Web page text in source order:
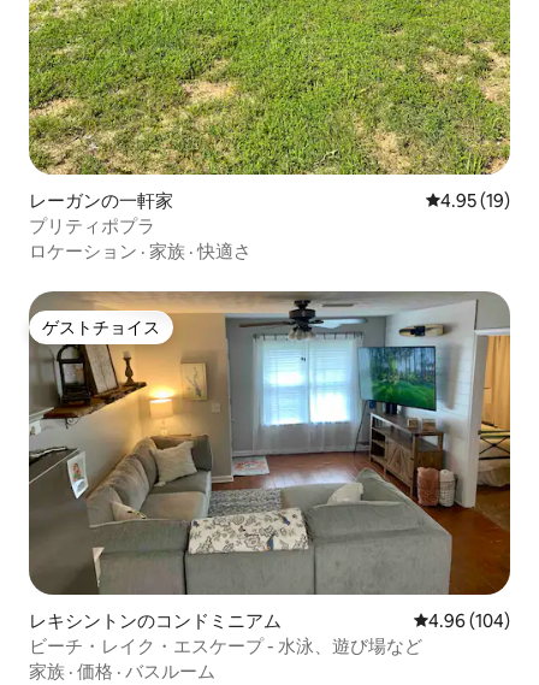
レーガンの一軒家 レビュー19
4.95 (19)
プリティポプラ
ロケーション · 家族 ·快適さ
ゲストチョイス
ゲストチョイス
レキシントンのコンドミニアム レビュー104
4.96 (104)
ビーチ・レイク・エスケープ - 水泳、遊び場など
家族 · 価格 · バスルーム